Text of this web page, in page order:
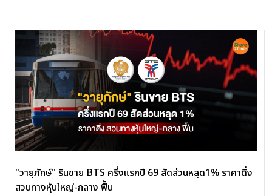
"วายุภักษ์" รินขาย BTS ครึ่งแรกปี 69 สัดส่วนหลุด1% ราคาดิ่ง
สวนทางหุ้นใหญ่-กลาง ฟื้น